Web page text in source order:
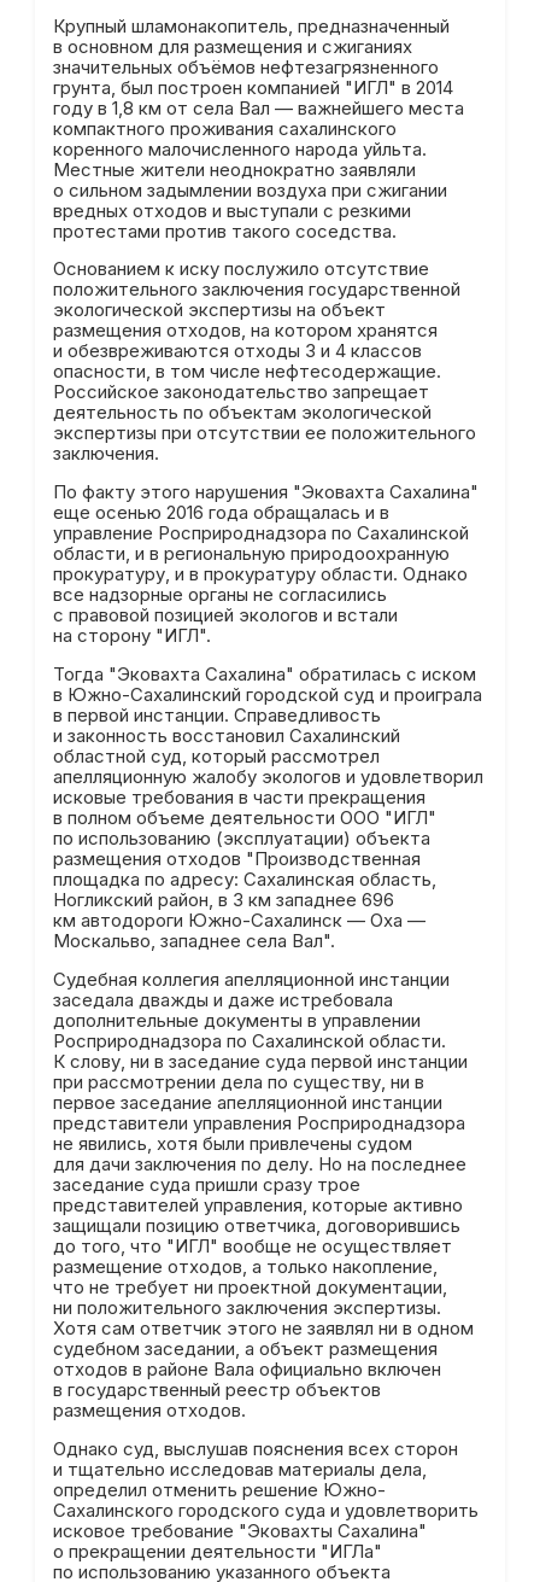
Крупный шламонакопитель, предназначенный
в основном для размещения и сжиганиях
значительных объёмов нефтезагрязненного
грунта, был построен компанией "ИГЛ" в 2014
году в 1,8 км от села Вал — важнейшего места
компактного проживания сахалинского
коренного малочисленного народа уйльта.
Местные жители неоднократно заявляли
о сильном задымлении воздуха при сжигании
вредных отходов и выступали с резкими
протестами против такого соседства.
Основанием к иску послужило отсутствие
положительного заключения государственной
экологической экспертизы на объект
размещения отходов, на котором хранятся
и обезвреживаются отходы 3 и 4 классов
опасности, в том числе нефтесодержащие.
Российское законодательство запрещает
деятельность по объектам экологической
экспертизы при отсутствии ее положительного
заключения.
По факту этого нарушения "Эковахта Сахалина"
еще осенью 2016 года обращалась и в
управление Росприроднадзора по Сахалинской
области, и в региональную природоохранную
прокуратуру, и в прокуратуру области. Однако
все надзорные органы не согласились
с правовой позицией экологов и встали
на сторону "ИГЛ".
Тогда "Эковахта Сахалина" обратилась с иском
в Южно-Сахалинский городской суд и проиграла
в первой инстанции. Справедливость
и законность восстановил Сахалинский
областной суд, который рассмотрел
апелляционную жалобу экологов и удовлетворил
исковые требования в части прекращения
в полном объеме деятельности ООО "ИГЛ"
по использованию (эксплуатации) объекта
размещения отходов "Производственная
площадка по адресу: Сахалинская область,
Ногликский район, в 3 км западнее 696
км автодороги Южно-Сахалинск — Оха —
Москальво, западнее села Вал".
Судебная коллегия апелляционной инстанции
заседала дважды и даже истребовала
дополнительные документы в управлении
Росприроднадзора по Сахалинской области.
К слову, ни в заседание суда первой инстанции
при рассмотрении дела по существу, ни в
первое заседание апелляционной инстанции
представители управления Росприроднадзора
не явились, хотя были привлечены судом
для дачи заключения по делу. Но на последнее
заседание суда пришли сразу трое
представителей управления, которые активно
защищали позицию ответчика, договорившись
до того, что "ИГЛ" вообще не осуществляет
размещение отходов, а только накопление,
что не требует ни проектной документации,
ни положительного заключения экспертизы.
Хотя сам ответчик этого не заявлял ни в одном
судебном заседании, а объект размещения
отходов в районе Вала официально включен
в государственный реестр объектов
размещения отходов.
Однако суд, выслушав пояснения всех сторон
и тщательно исследовав материалы дела,
определил отменить решение Южно-
Сахалинского городского суда и удовлетворить
исковое требование "Эковахты Сахалина"
о прекращении деятельности "ИГЛа"
по использованию указанного объекта